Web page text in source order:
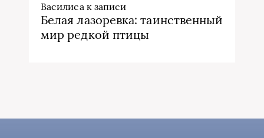
Василисак записи
Белая лазоревка: таинственный
мир редкой птицы